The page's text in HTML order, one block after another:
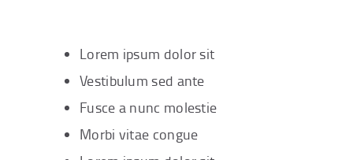
Lorem ipsum dolor sit
Vestibulum sed ante
Fusce a nunc molestie
Morbi vitae congue